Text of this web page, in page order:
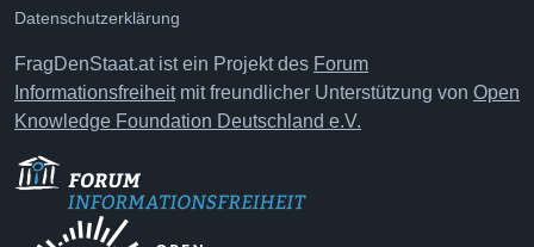
Datenschutzerklärung
FragDenStaat.at ist ein Projekt des Forum
Informationsfreiheitmit freundlicher Unterstützung von Open
Knowledge Foundation Deutschland e.V.